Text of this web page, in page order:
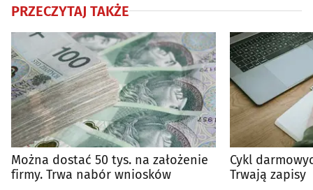
PRZECZYTAJ TAKŻE
Można dostać 50 tys. na założenie
firmy. Trwa nabór wniosków
Cykl
Trwają zapisy